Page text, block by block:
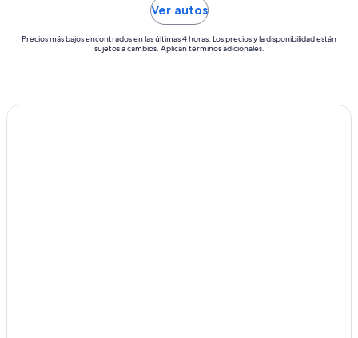
Ver autos
Precios más bajos encontrados en las últimas 4 horas. Los precios y la disponibilidad están
sujetos a cambios. Aplican términos adicionales.